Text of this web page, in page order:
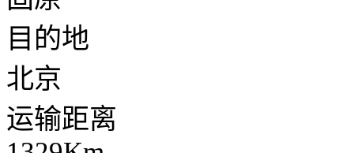
目的地
北京
运输距离